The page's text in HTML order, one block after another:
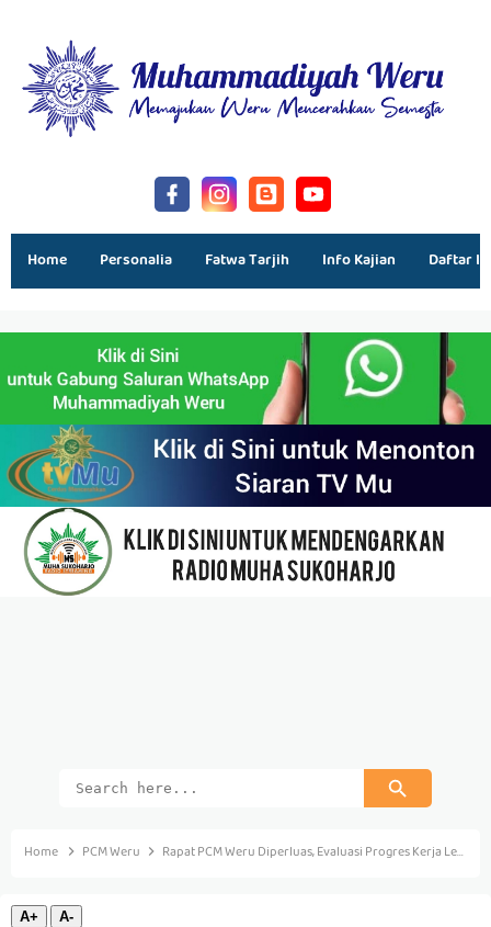
Home Personalia Fatwa Tarjih Info Kajian Daftar Isi
Home PCM Weru Rapat PCM Weru Diperluas, Evaluasi Progres Kerja Lembaga dan Majelis se-Cabang Weru
A+ A-